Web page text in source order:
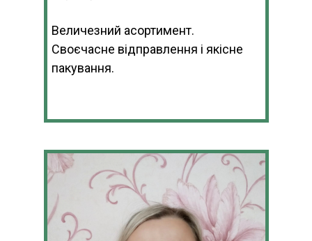
Величезний асортимент.
Своєчасне відправлення і якісне
пакування.